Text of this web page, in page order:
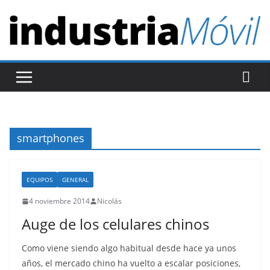
t
r
smartphones
EQUIPOS GENERAL
4 noviembre 2014 Nicolás
Auge de los celulares chinos
Como viene siendo algo habitual desde hace ya unos
años, el mercado chino ha vuelto a escalar posiciones,